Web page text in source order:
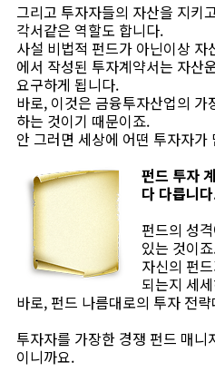
그리고 투자자들의 자산을 지키
각서같은 역할도 합니다.
사설 비법적 펀드가 아닌이상
에서 작성된 투자계약서는 자산
요구하게 됩니다.
바로, 이것은 금융투자산업의
하는 것이기 때문이죠.
안 그러면 세상에 어떤 투자자
펀드 투자
다 다릅니
펀드의 성
있는 것이
자신의 펀
되는지 세
바로, 펀드 나름대로의 투자 전
투자자를 가장한 경쟁 펀드 매
이니까요.